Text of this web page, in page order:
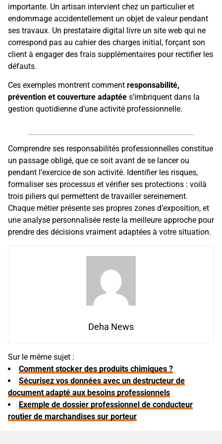
importante. Un artisan intervient chez un particulier et
endommage accidentellement un objet de valeur pendant
ses travaux. Un prestataire digital livre un site web qui ne
correspond pas au cahier des charges initial, forçant son
client à engager des frais supplémentaires pour rectifier les
défauts.
Ces exemples montrent comment responsabilité,
prévention et couverture adaptée s’imbriquent dans la
gestion quotidienne d’une activité professionnelle.
Comprendre ses responsabilités professionnelles constitue
un passage obligé, que ce soit avant de se lancer ou
pendant l’exercice de son activité. Identifier les risques,
formaliser ses processus et vérifier ses protections : voilà
trois piliers qui permettent de travailler sereinement.
Chaque métier présente ses propres zones d’exposition, et
une analyse personnalisée reste la meilleure approche pour
prendre des décisions vraiment adaptées à votre situation.
Deha News
Sur le même sujet :
Comment stocker des produits chimiques ?
Sécurisez vos données avec un destructeur de
document adapté aux besoins professionnels
Exemple de dossier professionnel de conducteur
routier de marchandises sur porteur